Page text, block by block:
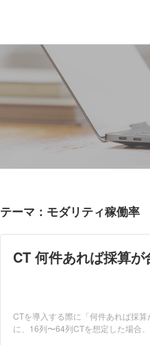
テーマ：モダリティ稼働率
CT 何件あれば採算が
CTを導入する際に「何件あれば採
に、16列〜64列CTを想定した場合